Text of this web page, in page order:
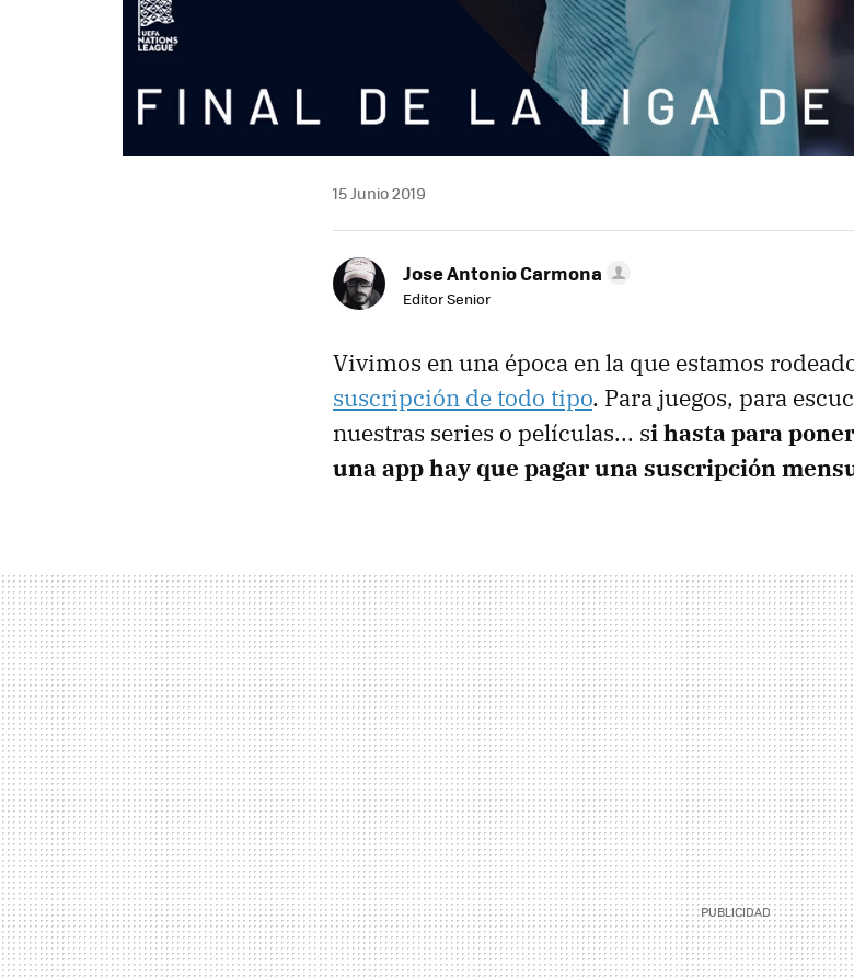
15 Junio 2019
Jose Antonio Carmona
Editor Senior
Vivimos en una época en la que estamos
suscripción de todo tipo. Para juegos, para
nuestras series o películas... si hasta para
una app hay que pagar una suscripción